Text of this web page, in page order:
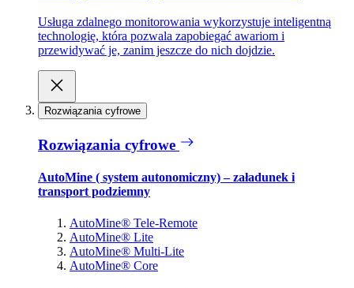
Usługa zdalnego monitorowania wykorzystuje inteligentną
technologię, która pozwala zapobiegać awariom i
przewidywać je, zanim jeszcze do nich dojdzie.
Rozwiązania cyfrowe
Rozwiązania cyfrowe
AutoMine ( system autonomiczny) – załadunek i
transport podziemny
AutoMine® Tele-Remote
AutoMine® Lite
AutoMine® Multi-Lite
AutoMine® Core